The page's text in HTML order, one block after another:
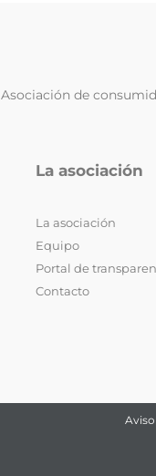
Asociación de
La asociación
La asociación
Equipo
Portal de
Contacto